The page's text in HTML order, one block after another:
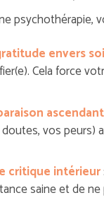
psychothérapie,
envers
Cela force
vos peurs)
critique intérieur
saine et de